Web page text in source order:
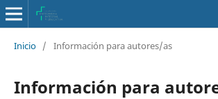
Inicio / Información para autores/as
Información para